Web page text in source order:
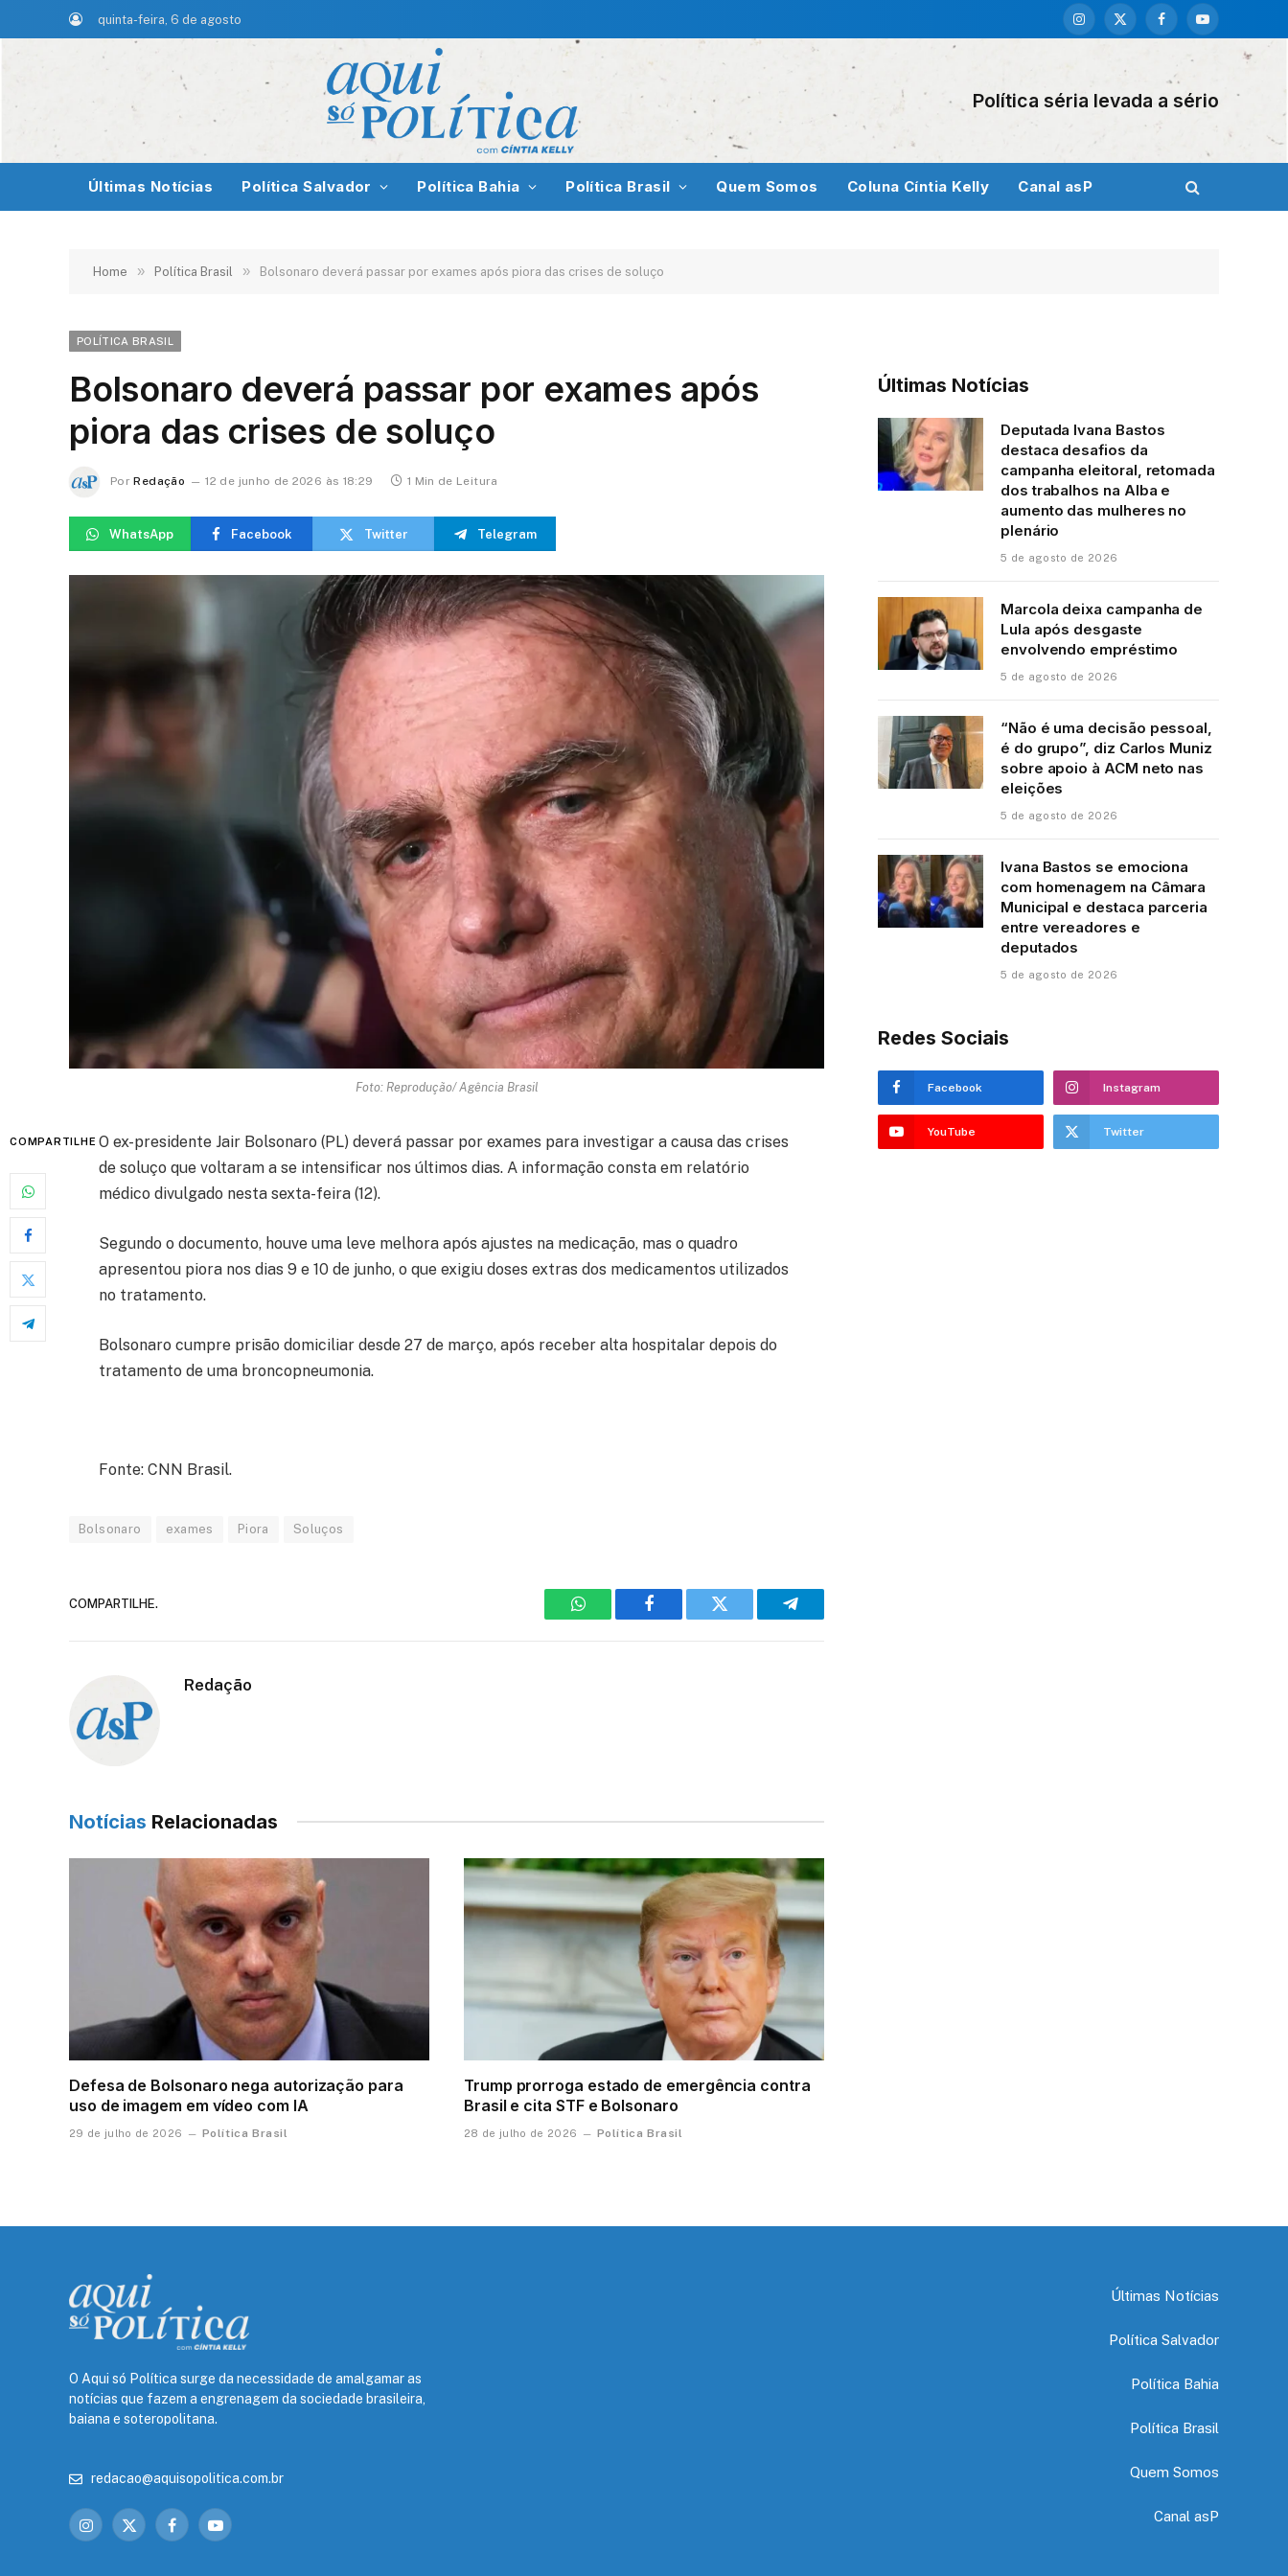
quinta-feira, 6 de agosto
Instagram
X
FacebookYouTube
Política séria levada a sério
Últimas Notícias Política Salvador Política Bahia Política Brasil Quem Somos Coluna Cíntia Kelly Canal asP
Home » Política Brasil » Bolsonaro deverá passar por exames após piora das crises de soluço
POLÍTICA BRASIL
Bolsonaro deverá passar por exames após
piora das crises de soluço
Por Redação 12 de junho de 2026 às 18:29 1 Min de Leitura
WhatsApp Facebook Twitter Telegram
Foto: Reprodução/ Agência Brasil
COMPARTILHE O ex-presidente Jair Bolsonaro (PL) deverá passar por exames para investigar a causa das crises
de soluço que voltaram a se intensificar nos últimos dias. A informação consta em relatório
médico divulgado nesta sexta-feira (12).
Segundo o documento, houve uma leve melhora após ajustes na medicação, mas o quadro
apresentou piora nos dias 9 e 10 de junho, o que exigiu doses extras dos medicamentos utilizados
no tratamento.
Bolsonaro cumpre prisão domiciliar desde 27 de março, após receber alta hospitalar depois do
tratamento de uma broncopneumonia.
Fonte: CNN Brasil.
Bolsonaro exames Piora Soluços
COMPARTILHE.
WhatsAppFacebook Twitter Telegram
Redação
Notícias Relacionadas
Defesa de Bolsonaro nega autorização para
uso de imagem em vídeo com IA
29 de julho de 2026 Política Brasil
Trump prorroga estado de emergência contra
Brasil e cita STF e Bolsonaro
28 de julho de 2026 Política Brasil
Últimas Notícias
Deputada Ivana Bastos
destaca desafios da
campanha eleitoral, retomada
dos trabalhos na Alba e
aumento das mulheres no
plenário
5 de agosto de 2026
Marcola deixa campanha de
Lula após desgaste
envolvendo empréstimo
5 de agosto de 2026
“Não é uma decisão pessoal,
é do grupo”, diz Carlos Muniz
sobre apoio à ACM neto nas
eleições
5 de agosto de 2026
Ivana Bastos se emociona
com homenagem na Câmara
Municipal e destaca parceria
entre vereadores e
deputados
5 de agosto de 2026
Redes Sociais
Facebook Instagram
YouTube Twitter
O Aqui só Política surge da necessidade de amalgamar as
notícias que fazem a engrenagem da sociedade brasileira,
baiana e soteropolitana.
redacao@aquisopolitica.com.br
Instagram
X
FacebookYouTube
Últimas Notícias
Política Salvador
Política Bahia
Política Brasil
Quem Somos
Canal asP